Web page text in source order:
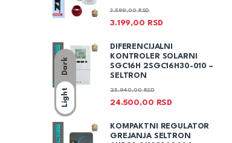
Dark
Light
3.199,00 RSD
3.599,00RSD
DIFERENCIJALNI
KONTROLER SOLARNI
SGC16H 2SGC16H30-010 –
SELTRON
24.500,00 RSD
25.940,00RSD
KOMPAKTNI REGULATOR
GREJANJA SELTRON